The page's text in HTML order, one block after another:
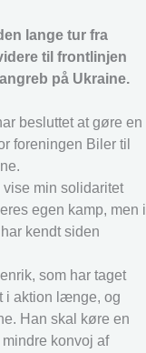
lange tur fra
til frontlinjen
på Ukraine.
besluttet at gøre en
foreningen Biler til
min solidaritet
egen kamp, men i
kendt siden
som har taget
i aktion længe, og
Han skal køre en
konvoj af